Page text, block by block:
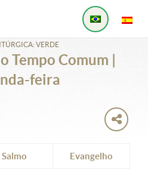
VERDE
Tempo Comum |
feira
Salmo Evangelho